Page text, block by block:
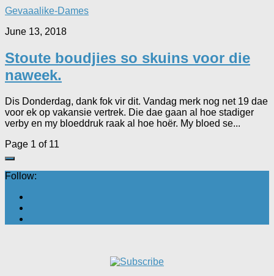
Gevaaalike-Dames
June 13, 2018
Stoute boudjies so skuins voor die
naweek.
Dis Donderdag, dank fok vir dit. Vandag merk nog net 19 dae
voor ek op vakansie vertrek. Die dae gaan al hoe stadiger
verby en my bloeddruk raak al hoe hoër. My bloed se...
Page 1 of 11
Follow: